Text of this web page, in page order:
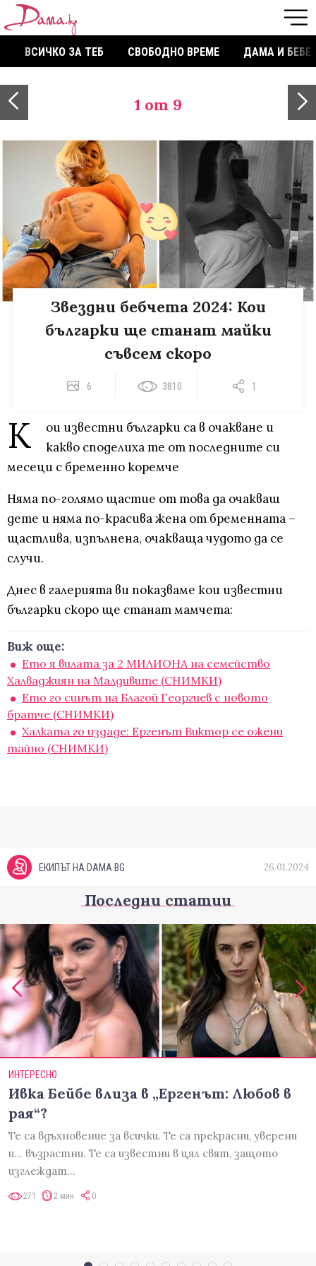
ВСИЧКО ЗА ТЕБ СВОБОДНО ВРЕМЕ ДАМА И БЕБЕ
1 от 9
Звездни бебчета 2024: Кои
българки ще станат майки
съвсем скоро
6 3810 1
К
ои известни българки са в очакване и
какво споделиха те от последните си
месеци с бременно коремче
Няма по-голямо щастие от това да очакваш
дете и няма по-красива жена от бременната –
щастлива, изпълнена, очакваща чудото да се
случи.
Днес в галерията ви показваме кои известни
българки скоро ще станат мамчета:
Виж още:
Ето я вилата за 2 МИЛИОНА на семейство
Халваджиян на Малдивите (СНИМКИ)
Ето го синът на Благой Георгиев с новото
братче (СНИМКИ)
Халката го издаде: Ергенът Виктор се ожени
тайно (СНИМКИ)
ЕКИПЪТ НА DAMA.BG 26.01.2024
Последни статии
ИНТЕРЕСНО
Ивка Бейбе влиза в „Ергенът: Любов в
рая“?
Те са вдъхновение за всички. Те са прекрасни, уверени
и... възрастни. Те са известни в цял свят, защото
изглеждат…
271 2 мин 0